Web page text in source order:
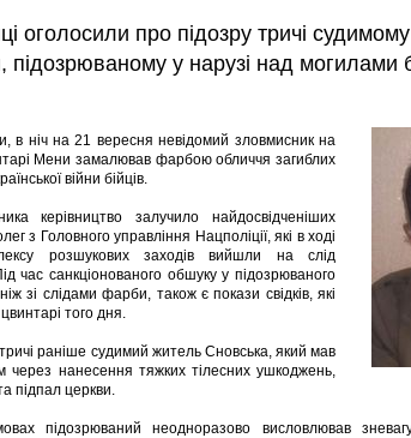
оголосили про підозру тричі
підозрюваному у нарузі над могилами
в ніч на 21 вересня невідомий зловмисник на
Мени замалював фарбою обличчя загиблих
війни бійців.
керівництво залучило найдосвідченіших
з Головного управління Нацполіції, які в ході
розшукових заходів вийшли на слід
час санкціонованого обшуку у підозрюваного
зі слідами фарби, також є покази свідків, які
того дня.
раніше судимий житель Сновська, який мав
через нанесення тяжких тілесних ушкоджень,
підпал церкви.
підозрюваний неодноразово висловлював